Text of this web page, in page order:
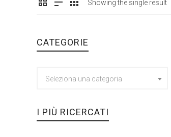
Showing the single result
CATEGORIE
Seleziona una categoria
I PIÙ RICERCATI